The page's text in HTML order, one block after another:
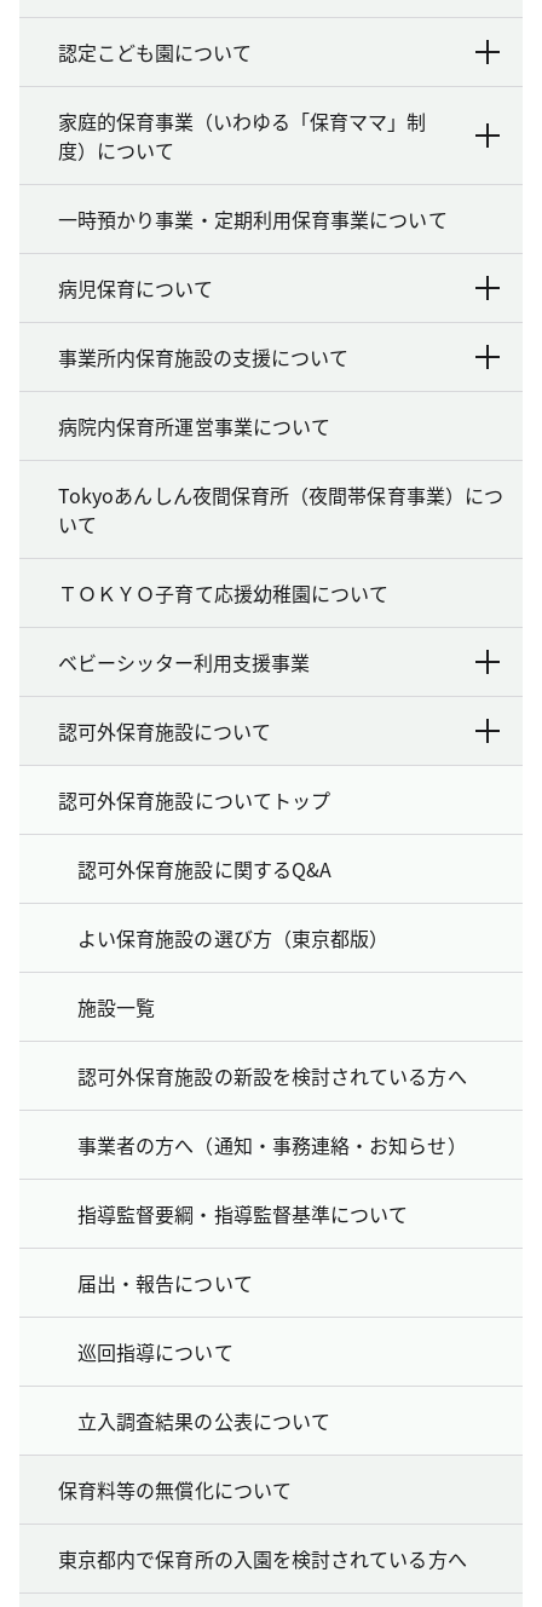
認定こども園について
家庭的保育事業（いわゆる「保育ママ」制
度）について
一時預かり事業・定期利用保育事業について
病児保育について
事業所内保育施設の支援について
病院内保育所運営事業について
Tokyoあんしん夜間保育所（夜間帯保育事業）につ
いて
ＴＯＫＹＯ子育て応援幼稚園について
ベビーシッター利用支援事業
認可外保育施設について
認可外保育施設についてトップ
認可外保育施設に関するQ&A
よい保育施設の選び方（東京都版）
施設一覧
認可外保育施設の新設を検討されている方へ
事業者の方へ（通知・事務連絡・お知らせ）
指導監督要綱・指導監督基準について
届出・報告について
巡回指導について
立入調査結果の公表について
保育料等の無償化について
東京都内で保育所の入園を検討されている方へ